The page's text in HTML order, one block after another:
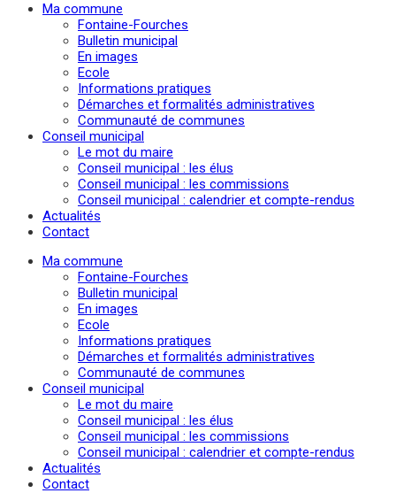
Ma commune
Fontaine-Fourches
Bulletin municipal
En images
Ecole
Informations pratiques
Démarches et formalités administratives
Communauté de communes
Conseil municipal
Le mot du maire
Conseil municipal : les élus
Conseil municipal : les commissions
Conseil municipal : calendrier et compte-rendus
Actualités
Contact
Ma commune
Fontaine-Fourches
Bulletin municipal
En images
Ecole
Informations pratiques
Démarches et formalités administratives
Communauté de communes
Conseil municipal
Le mot du maire
Conseil municipal : les élus
Conseil municipal : les commissions
Conseil municipal : calendrier et compte-rendus
Actualités
Contact